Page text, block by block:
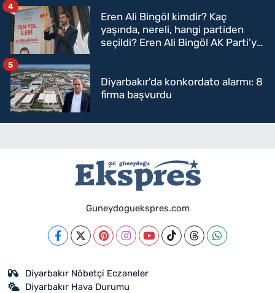
Eren Ali Bingöl kimdir? Kaç
yaşında, nereli, hangi partiden
seçildi? Eren Ali Bingöl AK Parti'ye
4
Diyarbakır'da konkordato alarmı: 8
firma başvurdu
5
Guneydoguekspres.com
Diyarbakır Nöbetçi Eczaneler
Diyarbakır Hava Durumu